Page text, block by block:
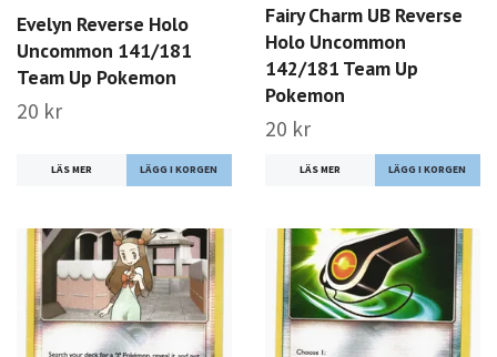
Evelyn Reverse Holo
Uncommon 141/181
Team Up Pokemon
20 kr
LÄS MER
Fairy Charm UB Reverse
Holo Uncommon
142/181 Team Up
Pokemon
20 kr
LÄS MER